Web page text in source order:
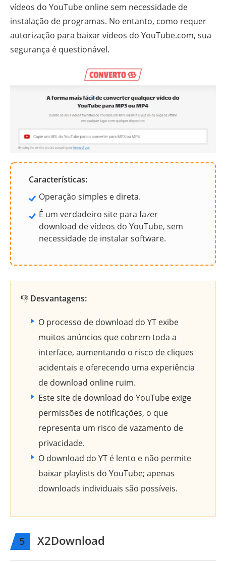
vídeos do YouTube online sem necessidade de
instalação de programas. No entanto, como requer
autorização para baixar vídeos do YouTube.com, sua
segurança é questionável.
Características:
Operação simples e direta.
É um verdadeiro site para fazer
download de vídeos do YouTube, sem
necessidade de instalar software.
👎 Desvantagens:
O processo de download do YT exibe
muitos anúncios que cobrem toda a
interface, aumentando o risco de cliques
acidentais e oferecendo uma experiência
de download online ruim.
Este site de download do YouTube exige
permissões de notificações, o que
representa um risco de vazamento de
privacidade.
O download do YT é lento e não permite
baixar playlists do YouTube; apenas
downloads individuais são possíveis.
5 X2Download